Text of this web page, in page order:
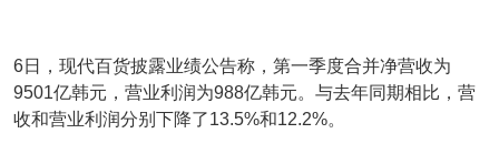
6日，现代百货披露业绩公告称，第一季度合并净营收为
9501亿韩元，营业利润为988亿韩元。与去年同期相比，营
收和营业利润分别下降了13.5%和12.2%。